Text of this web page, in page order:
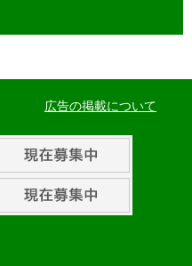
広告の掲載について